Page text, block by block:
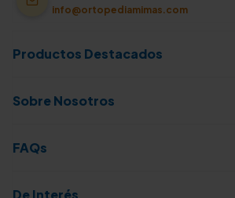
info@ortopediamimas.com
Productos Destacados
Sobre Nosotros
FAQs
De Interés